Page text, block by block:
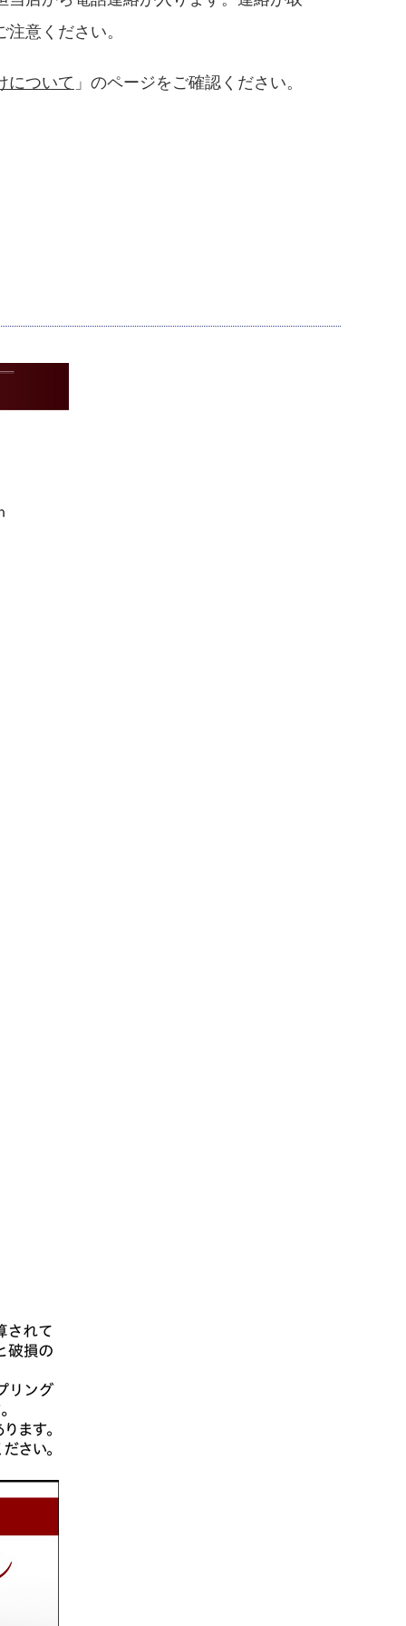
意ください。
について 」のページをご確認ください。